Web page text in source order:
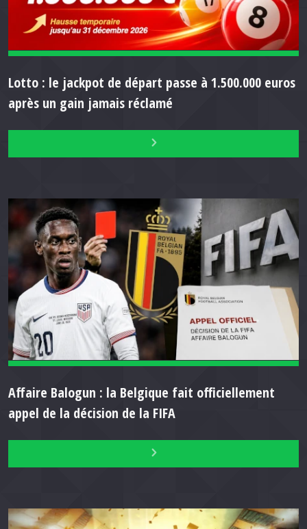
Lotto : le jackpot de départ passe à 1.500.000 euros
après un gain jamais réclamé
Affaire Balogun : la Belgique fait officiellement
appel de la décision de la FIFA